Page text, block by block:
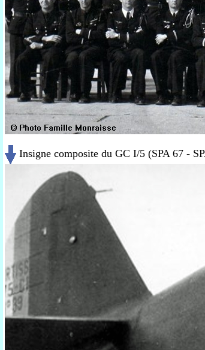
Insigne composite du GC I/5 (SPA 67 -